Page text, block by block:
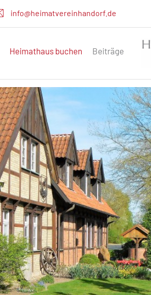
info@heimatvereinhandorf.de
Heimathaus buchen Beiträge